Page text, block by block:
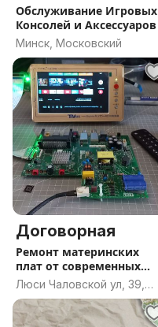
Обслуживание Игровых
Консолей и Аксессуаров
Минск, Московский
Договорная
Ремонт материнских
плат от современных
телевизоров
Люси Чаловской ул, 39,
Борисов, Борисовский
район, Минская область